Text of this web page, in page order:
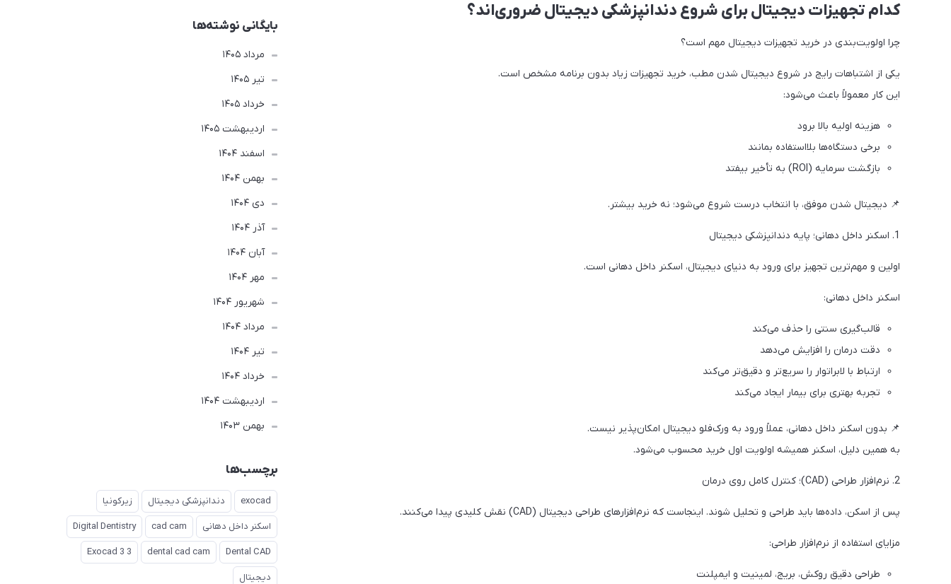
کدام تجهیزات دیجیتال برای شروع دندانپزشکی دیجیتال ضروری‌اند؟
چرا اولویت‌بندی در خرید تجهیزات دیجیتال مهم است؟
یکی از اشتباهات رایج در شروع دیجیتال شدن مطب، خرید تجهیزات زیاد بدون برنامه مشخص است.
این کار معمولاً باعث می‌شود:
هزینه اولیه بالا برود
برخی دستگاه‌ها بلااستفاده بمانند
بازگشت سرمایه (ROI) به تأخیر بیفتد
📌 دیجیتال شدن موفق، با انتخاب درست شروع می‌شود؛ نه خرید بیشتر.
1. اسکنر داخل دهانی؛ پایه دندانپزشکی دیجیتال
اولین و مهم‌ترین تجهیز برای ورود به دنیای دیجیتال، اسکنر داخل دهانی است.
اسکنر داخل دهانی:
قالب‌گیری سنتی را حذف می‌کند
دقت درمان را افزایش می‌دهد
ارتباط با لابراتوار را سریع‌تر و دقیق‌تر می‌کند
تجربه بهتری برای بیمار ایجاد می‌کند
📌 بدون اسکنر داخل دهانی، عملاً ورود به ورک‌فلو دیجیتال امکان‌پذیر نیست.
به همین دلیل، اسکنر همیشه اولویت اول خرید محسوب می‌شود.
2. نرم‌افزار طراحی (CAD)؛ کنترل کامل روی درمان
پس از اسکن، داده‌ها باید طراحی و تحلیل شوند. اینجاست که نرم‌افزارهای طراحی دیجیتال (CAD) نقش کلیدی پیدا می‌کنند.
مزایای استفاده از نرم‌افزار طراحی:
طراحی دقیق روکش، بریج، لمینیت و ایمپلنت
بایگانی نوشته‌ها
مرداد 1405
تير 1405
خرداد 1405
ارديبهشت 1405
اسفند 1404
بهمن 1404
دی 1404
آذر 1404
آبان 1404
مهر 1404
شهریور 1404
مرداد 1404
تير 1404
خرداد 1404
ارديبهشت 1404
بهمن 1403
برچسب‌ها
exocad دندانپزشکی دیجیتال زیرکونیا
اسکنر داخل دهانی cad cam
Digital Dentistry
Dental CAD
dental cad cam
Exocad 3 3
دیجیتال